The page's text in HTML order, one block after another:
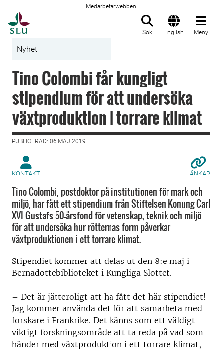
Medarbetarwebben
Sök English Meny
Nyhet
Tino Colombi får kungligt
stipendium för att undersöka
växtproduktion i torrare klimat
PUBLICERAD: 06 MAJ 2019
KONTAKT LÄNKAR
Tino Colombi, postdoktor på institutionen för mark och
miljö, har fått ett stipendium från Stiftelsen Konung Carl
XVI Gustafs 50-årsfond för vetenskap, teknik och miljö
för att undersöka hur rötternas form påverkar
växtproduktionen i ett torrare klimat.
Stipendiet kommer att delas ut den 8:e maj i
Bernadottebiblioteket i Kungliga Slottet.
– Det är jätteroligt att ha fått det här stipendiet!
Jag kommer använda det för att samarbeta med
forskare i Frankrike. Det känns som ett väldigt
viktigt forskningsområde att ta reda på vad som
händer med växtproduktion i ett torrare klimat,